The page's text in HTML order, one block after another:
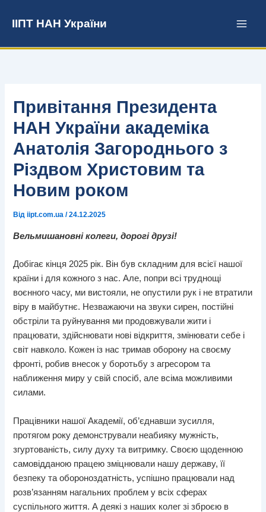
ІІПТ НАН України
Привітання Президента
НАН України академіка
Анатолія Загороднього з
Різдвом Христовим та
Новим роком
Відiipt.com.ua/24.12.2025
Вельмишановні колеги, дорогі друзі!
Добігає кінця 2025 рік. Він був складним для всієї нашої
країни і для кожного з нас. Але, попри всі труднощі
воєнного часу, ми вистояли, не опустили рук і не втратили
віру в майбутнє. Незважаючи на звуки сирен, постійні
обстріли та руйнування ми продовжували жити і
працювати, здійснювати нові відкриття, змінювати себе і
світ навколо. Кожен із нас тримав оборону на своєму
фронті, робив внесок у боротьбу з агресором та
наближення миру у свій спосіб, але всіма можливими
силами.
Працівники нашої Академії, об’єднавши зусилля,
протягом року демонстрували неабияку мужність,
згуртованість, силу духу та витримку. Своєю щоденною
самовідданою працею зміцнювали нашу державу, її
безпеку та обороноздатність, успішно працювали над
розв’язанням нагальних проблем у всіх сферах
суспільного життя. А деякі з наших колег зі зброєю в